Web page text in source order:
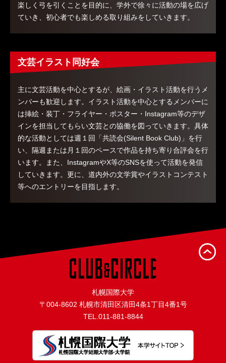
楽しく弓を引くことを目的に、学外で徐々に活動の場を広げ
ていき、初心者でも楽しめる取り組みをしていきます。
文芸イラスト同好会
主に文芸活動を中心とするが、絵画・イラスト活動を行うメ
ンバーも歓迎します。イラスト活動を中心とするメンバーに
は挿絵・装丁・フライヤー・ポスター・Instagram等のデザ
インを担当してもらい文芸との協働を図っていきます。具体
的な活動としては週１回「共読会(Silent Book Club)」を行
い、隔週または月１回のペースで作品を持ち寄り合評会を行
います。また、InstagramやX等のSNSを使って活動を発信
していきます。更に、道内外の文学賞やイラストコンテスト
等へのエントリーを目指します。
札幌国際大学
〒004-8602 札幌市清田区清田4条1丁目4番1号
TEL. 011-881-8844